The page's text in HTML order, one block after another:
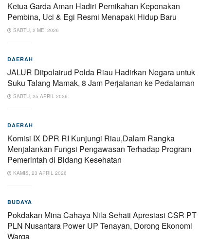
Ketua Garda Aman Hadiri Pernikahan Keponakan
Pembina, Uci & Egi Resmi Menapaki Hidup Baru
SABTU, 2 MEI 2026
DAERAH
JALUR Ditpolairud Polda Riau Hadirkan Negara untuk
Suku Talang Mamak, 8 Jam Perjalanan ke Pedalaman
SABTU, 25 APRIL 2026
DAERAH
Komisi IX DPR RI Kunjungi Riau,Dalam Rangka
Menjalankan Fungsi Pengawasan Terhadap Program
Pemerintah di Bidang Kesehatan
KAMIS, 23 APRIL 2026
BUDAYA
Pokdakan Mina Cahaya Nila Sehati Apresiasi CSR PT
PLN Nusantara Power UP Tenayan, Dorong Ekonomi
Warga